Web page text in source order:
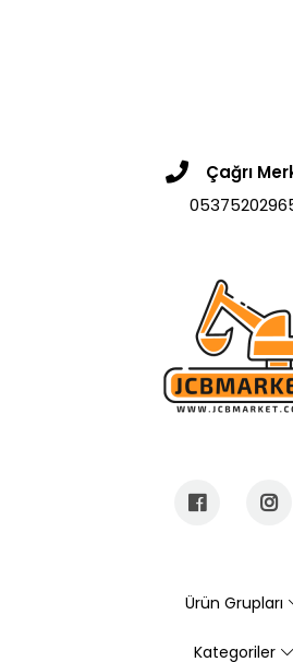
Çağrı
Ürün Grupları
Kategoriler